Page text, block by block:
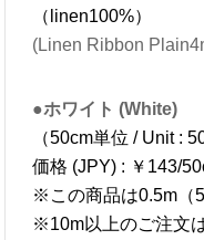
（linen100%）
(Linen Ribbon
●ホワイト (White)
（50cm単位 / Unit :
価格 (JPY) : ￥143/
※この商品は0.5m（
※10m以上のご注文